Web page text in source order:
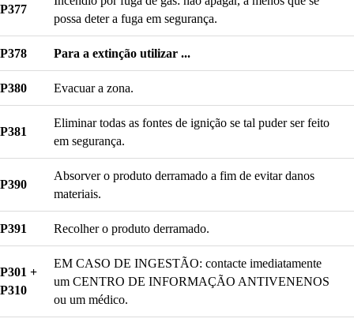
P377
possa deter a fuga em segurança.
P378 Para a extinção utilizar ...
P380 Evacuar a zona.
P381
Eliminar todas as fontes de ignição se tal puder ser feito
em segurança.
P390
Absorver o produto derramado a fim de evitar danos
materiais.
P391 Recolher o produto derramado.
P301 +
P310
EM CASO DE INGESTÃO: contacte imediatamente
um CENTRO DE INFORMAÇÃO ANTIVENENOS
ou um médico.